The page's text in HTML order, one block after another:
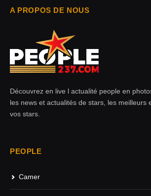
A PROPOS DE NOUS
Découvrez en live l actualité people en
les news et actualités de stars, les meilleurs
vos stars.
PEOPLE
Camer